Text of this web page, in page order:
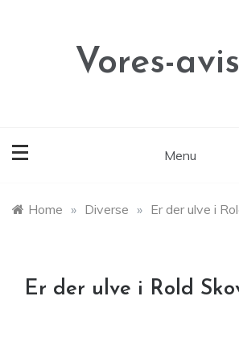
Vores-
Menu
Home » Diverse » Er der ulve i
Er der ulve i Rold